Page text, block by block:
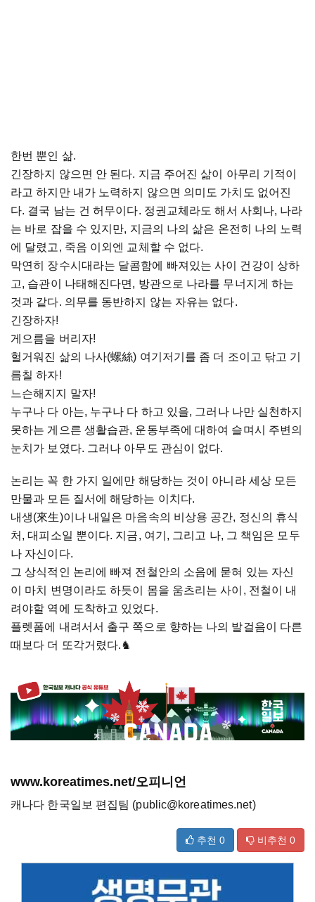
한번 뿐인 삶.
긴장하지 않으면 안 된다. 지금 주어진 삶이 아무리 기적이
라고 하지만 내가 노력하지 않으면 의미도 가치도 없어진
다. 결국 남는 건 허무이다. 정권교체라도 해서 사회나, 나라
는 바로 잡을 수 있지만, 지금의 나의 삶은 온전히 나의 노력
에 달렸고, 죽음 이외엔 교체할 수 없다.
막연히 장수시대라는 달콤함에 빠져있는 사이 건강이 상하
고, 습관이 나태해진다면, 방관으로 나라를 무너지게 하는
것과 같다. 의무를 동반하지 않는 자유는 없다.
긴장하자!
게으름을 버리자!
헐거워진 삶의 나사(螺絲) 여기저기를 좀 더 조이고 닦고 기
름칠 하자!
느슨해지지 말자!
누구나 다 아는, 누구나 다 하고 있을, 그러나 나만 실천하지
못하는 게으른 생활습관, 운동부족에 대하여 슬며시 주변의
눈치가 보였다. 그러나 아무도 관심이 없다.
논리는 꼭 한 가지 일에만 해당하는 것이 아니라 세상 모든
만물과 모든 질서에 해당하는 이치다.
내생(來生)이나 내일은 마음속의 비상용 공간, 정신의 휴식
처, 대피소일 뿐이다. 지금, 여기, 그리고 나, 그 책임은 모두
나 자신이다.
그 상식적인 논리에 빠져 전철안의 소음에 묻혀 있는 자신
이 마치 변명이라도 하듯이 몸을 움츠리는 사이, 전철이 내
려야할 역에 도착하고 있었다.
플렛폼에 내려서서 출구 쪽으로 향하는 나의 발걸음이 다른
때보다 더 또각거렸다.♞
www.koreatimes.net/오피니언
캐나다 한국일보 편집팀 (public@koreatimes.net)
추천 0 비추천 0